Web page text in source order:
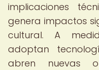
implicaciones
genera impactos
cultural. A
adoptan
abren nuevas